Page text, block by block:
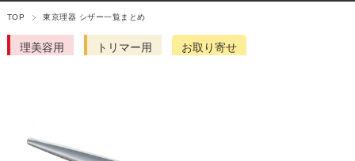
TOP 東京理器 シザー一覧まとめ
理美容用 トリマー用 お取り寄せ